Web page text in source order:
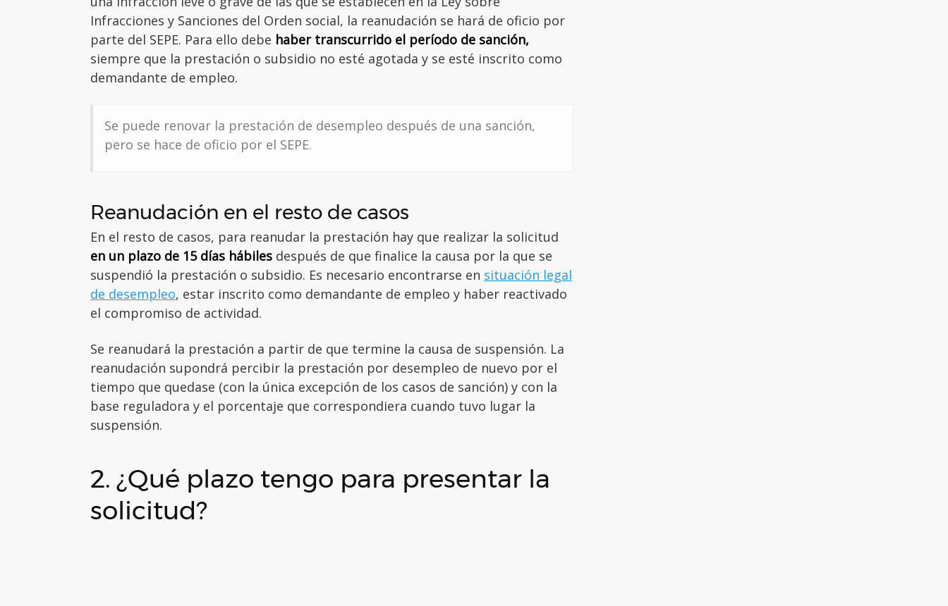
Infracciones y Sanciones del Orden social, la reanudación se hará de oficio por
parte del SEPE. Para ello debe haber transcurrido el período de sanción,
siempre que la prestación o subsidio no esté agotada y se esté inscrito como
demandante de empleo.
Se puede renovar la prestación de desempleo después de una sanción,
pero se hace de oficio por el SEPE.
Reanudación en el resto de casos
En el resto de casos, para reanudar la prestación hay que realizar la solicitud
en un plazo de 15 días hábiles después de que finalice la causa por la que se
suspendió la prestación o subsidio. Es necesario encontrarse en situación legal
de desempleo, estar inscrito como demandante de empleo y haber reactivado
el compromiso de actividad.
Se reanudará la prestación a partir de que termine la causa de suspensión. La
reanudación supondrá percibir la prestación por desempleo de nuevo por el
tiempo que quedase (con la única excepción de los casos de sanción) y con la
base reguladora y el porcentaje que correspondiera cuando tuvo lugar la
suspensión.
2. ¿Qué plazo tengo para presentar la
solicitud?